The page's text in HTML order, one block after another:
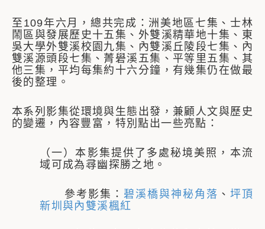
至109年六月，總共完成：洲美地區七集、士林
鬧區與發展歷史十五集、外雙溪精華地十集、東
吳大學外雙溪校園九集、內雙溪丘陵段七集、內
雙溪源頭段七集、菁礐溪五集、平等里五集、其
他三集，平均每集約十六分鐘，有幾集仍在做最
後的整理。
本系列影集從環境與生態出發，兼顧人文與歷史
的變遷，內容豐富，特別點出一些亮點：
（一）本影集提供了多處秘境美照，本流
域可成為尋幽探勝之地。
參考影集： 碧溪橋與神秘角落 、 坪頂
新圳與內雙溪楓紅